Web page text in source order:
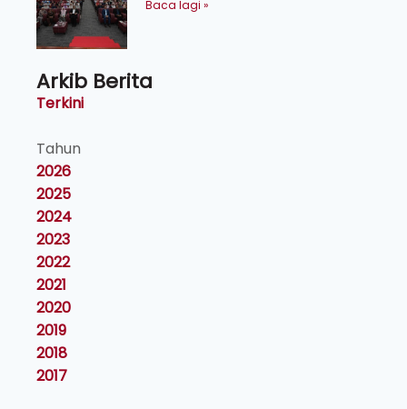
kecemerlangan institusi -
Baca lagi »
Arkib Berita
Terkini
Tahun
2026
2025
2024
2023
2022
2021
2020
2019
2018
2017